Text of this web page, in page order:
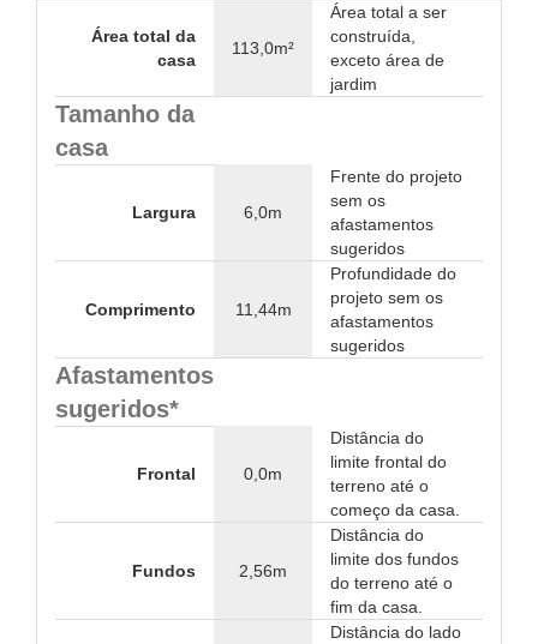
Área total da
casa
113,0m²
Área total a ser
construída,
exceto área de
jardim
Tamanho da
casa
Largura 6,0m
Frente do projeto
sem os
afastamentos
sugeridos
Comprimento 11,44m
Profundidade do
projeto sem os
afastamentos
sugeridos
Afastamentos
sugeridos*
Frontal 0,0m
Distância do
limite frontal do
terreno até o
começo da casa.
Fundos 2,56m
Distância do
limite dos fundos
do terreno até o
fim da casa.
Distância do lado